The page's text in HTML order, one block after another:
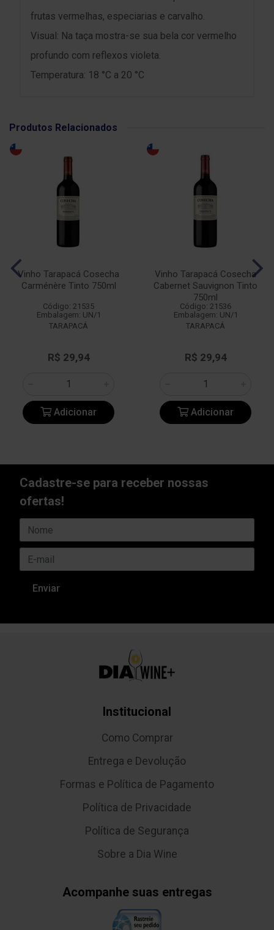
frutas vermelhas, especiarias e carvalho.
Visual: Na taça mostra-se sua bela cor vermelho
profundo com reflexos violeta.
Temperatura: 18 °C a 20 °C
Produtos Relacionados
Vinho Tarapacá Cosecha
Carménère Tinto 750ml
Código: 21535
Embalagem: UN/1
TARAPACÁ
R$ 29,94
Adicionar
Vinho Tarapacá Cosecha
Cabernet Sauvignon Tinto
750ml
Código: 21536
Embalagem: UN/1
TARAPACÁ
R$ 29,94
Adicionar
Cadastre-se para receber nossas
ofertas!
Institucional
Como Comprar
Entrega e Devolução
Formas e Política de Pagamento
Política de Privacidade
Política de Segurança
Sobre a Dia Wine
Acompanhe suas entregas